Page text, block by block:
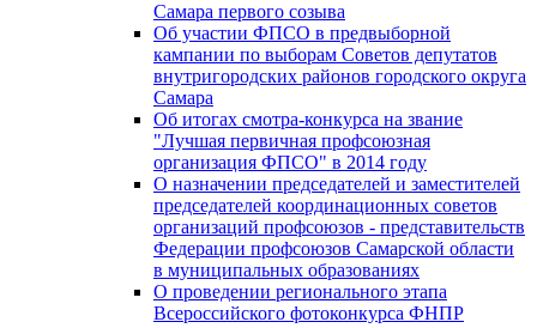
Самара первого созыва
Об участии ФПСО в предвыборной
кампании по выборам Советов депутатов
внутригородских районов городского округа
Самара
Об итогах смотра-конкурса на звание
"Лучшая первичная профсоюзная
организация ФПСО" в 2014 году
О назначении председателей и заместителей
председателей координационных советов
организаций профсоюзов - представительств
Федерации профсоюзов Самарской области
в муниципальных образованиях
О проведении регионального этапа
Всероссийского фотоконкурса ФНПР